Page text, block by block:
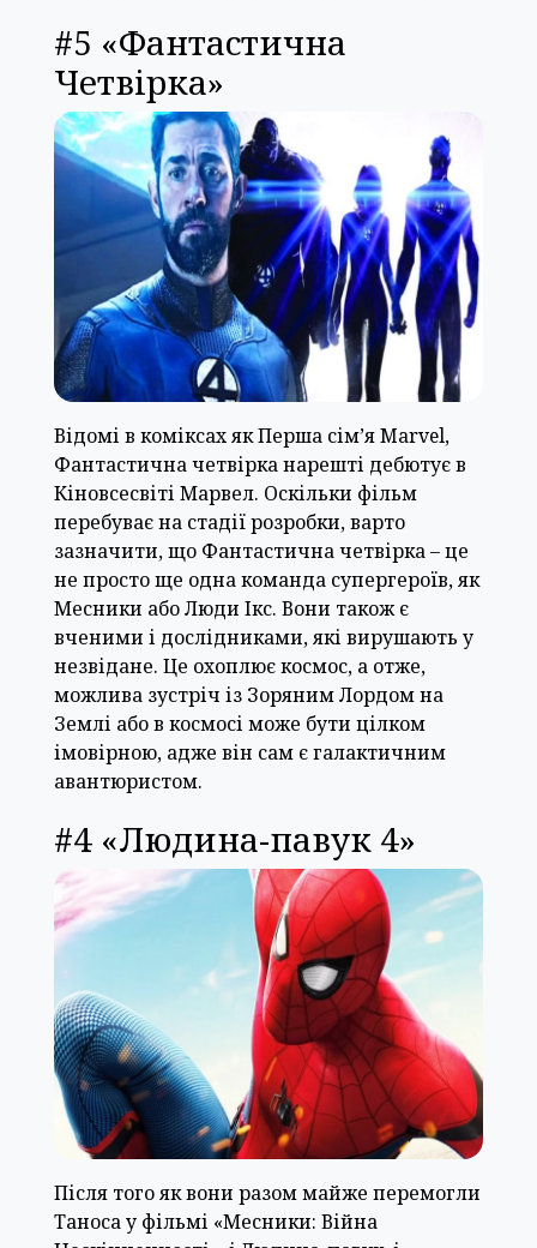
#5 «Фантастична
Четвірка»
Відомі в коміксах як Перша сім’я Marvel,
Фантастична четвірка нарешті дебютує в
Кіновсесвіті Марвел. Оскільки фільм
перебуває на стадії розробки, варто
зазначити, що Фантастична четвірка – це
не просто ще одна команда супергероїв, як
Месники або Люди Ікс. Вони також є
вченими і дослідниками, які вирушають у
незвідане. Це охоплює космос, а отже,
можлива зустріч із Зоряним Лордом на
Землі або в космосі може бути цілком
імовірною, адже він сам є галактичним
авантюристом.
#4 «Людина-павук 4»
Після того як вони разом майже перемогли
Таноса у фільмі «Месники: Війна